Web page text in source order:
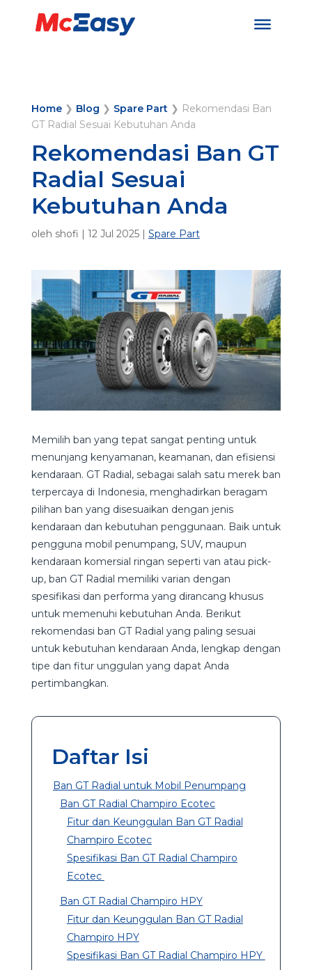
Home❯ Blog ❯ Spare Part❯ Rekomendasi Ban
GT Radial Sesuai Kebutuhan Anda
Rekomendasi Ban GT
Radial Sesuai
Kebutuhan Anda
oleh shofi | 12 Jul 2025| Spare Part
Memilih ban yang tepat sangat penting untuk
menunjang kenyamanan, keamanan, dan efisiensi
kendaraan. GT Radial, sebagai salah satu merek ban
terpercaya di Indonesia, menghadirkan beragam
pilihan ban yang disesuaikan dengan jenis
kendaraan dan kebutuhan penggunaan. Baik untuk
pengguna mobil penumpang, SUV, maupun
kendaraan komersial ringan seperti van atau pick-
up, ban GT Radial memiliki varian dengan
spesifikasi dan performa yang dirancang khusus
untuk memenuhi kebutuhan Anda. Berikut
rekomendasi ban GT Radial yang paling sesuai
untuk kebutuhan kendaraan Anda, lengkap dengan
tipe dan fitur unggulan yang dapat Anda
pertimbangkan.
Daftar Isi
Ban GT Radial untuk Mobil Penumpang
Ban GT Radial Champiro Ecotec
Fitur dan Keunggulan Ban GT Radial
Champiro Ecotec
Spesifikasi Ban GT Radial Champiro
Ecotec
Ban GT Radial Champiro HPY
Fitur dan Keunggulan Ban GT Radial
Champiro HPY
Spesifikasi Ban GT Radial Champiro HPY